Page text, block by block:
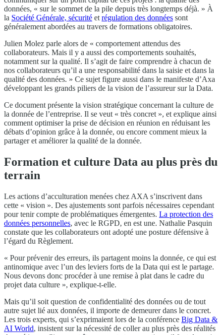
données, « sur le sommet de la pile depuis très longtemps déjà. » À
la Société Générale, sécurité et régulation des données sont
généralement abordées au travers de formations obligatoires.
Julien Molez parle alors de « comportement attendus des
collaborateurs. Mais il y a aussi des comportements souhaités,
notamment sur la qualité. Il s’agit de faire comprendre à chacun de
nos collaborateurs qu’il a une responsabilité dans la saisie et dans la
qualité des données. » Ce sujet figure aussi dans le manifeste d’Axa
développant les grands piliers de la vision de l’assureur sur la Data.
Ce document présente la vision stratégique concernant la culture de
la donnée de l’entreprise. Il se veut « très concret », et explique ainsi
comment optimiser la prise de décision en réunion en réduisant les
débats d’opinion grâce à la donnée, ou encore comment mieux la
partager et améliorer la qualité de la donnée.
Formation et culture Data au plus près du
terrain
Les actions d’acculturation menées chez AXA s’inscrivent dans
cette « vision ». Des ajustements sont parfois nécessaires cependant
pour tenir compte de problématiques émergentes. La protection des
données personnelles, avec le RGPD, en est une. Nathalie Pasquin
constate que les collaborateurs ont adopté une posture défensive à
l’égard du Règlement.
« Pour prévenir des erreurs, ils partagent moins la donnée, ce qui est
antinomique avec l’un des leviers forts de la Data qui est le partage.
Nous devons donc procéder à une remise à plat dans le cadre du
projet data culture », explique-t-elle.
Mais qu’il soit question de confidentialité des données ou de tout
autre sujet lié aux données, il importe de demeurer dans le concret.
Les trois experts, qui s’exprimaient lors de la conférence Big Data &
AI World, insistent sur la nécessité de coller au plus près des réalités